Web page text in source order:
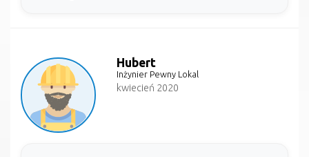
Hubert
Inżynier Pewny Lokal
kwiecień 2020